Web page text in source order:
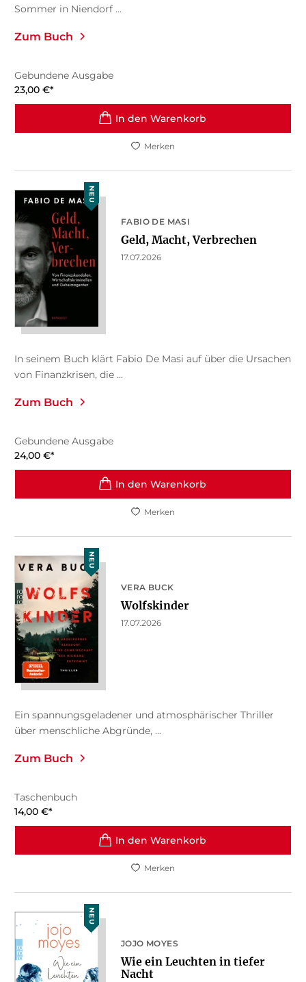
Sommer in Niendorf ...
Zum Buch
Gebundene Ausgabe
23,00 €*
In den Warenkorb
Merken
NEU
FABIO DE MASI
Geld, Macht, Verbrechen
17.07.2026
In seinem Buch klärt Fabio De Masi auf über die Ursachen
von Finanzkrisen, die ...
Zum Buch
Gebundene Ausgabe
24,00 €*
In den Warenkorb
Merken
NEU
VERA BUCK
Wolfskinder
17.07.2026
Ein spannungsgeladener und atmosphärischer Thriller
über menschliche Abgründe, ...
Zum Buch
Taschenbuch
14,00 €*
In den Warenkorb
Merken
NEU
JOJO MOYES
Wie ein Leuchten in tiefer
Nacht